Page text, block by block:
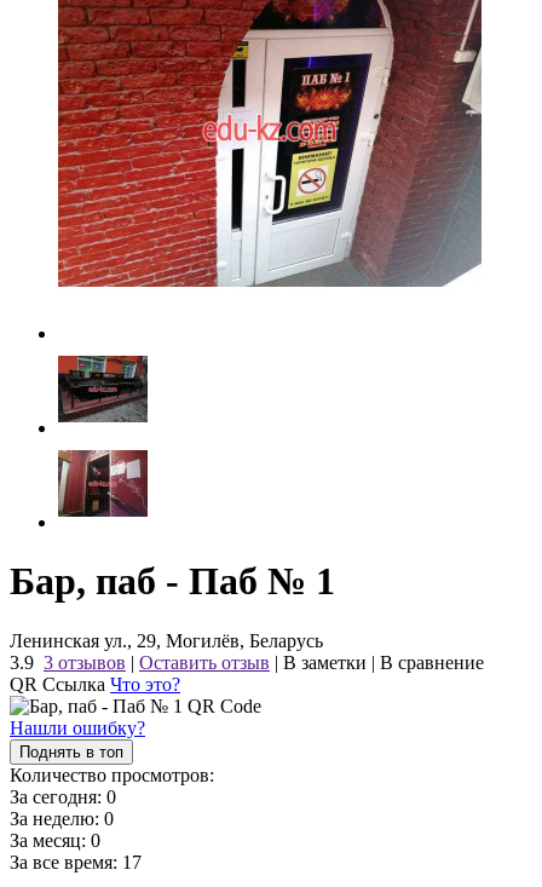
Бар, паб - Паб № 1
Ленинская ул., 29, Могилёв, Беларусь
3.9 3 отзывов | Оставить отзыв | В заметки | В сравнение
QR Ссылка Что это?
Нашли ошибку?
Поднять в топ
Количество просмотров:
За сегодня: 0
За неделю: 0
За месяц: 0
За все время: 17